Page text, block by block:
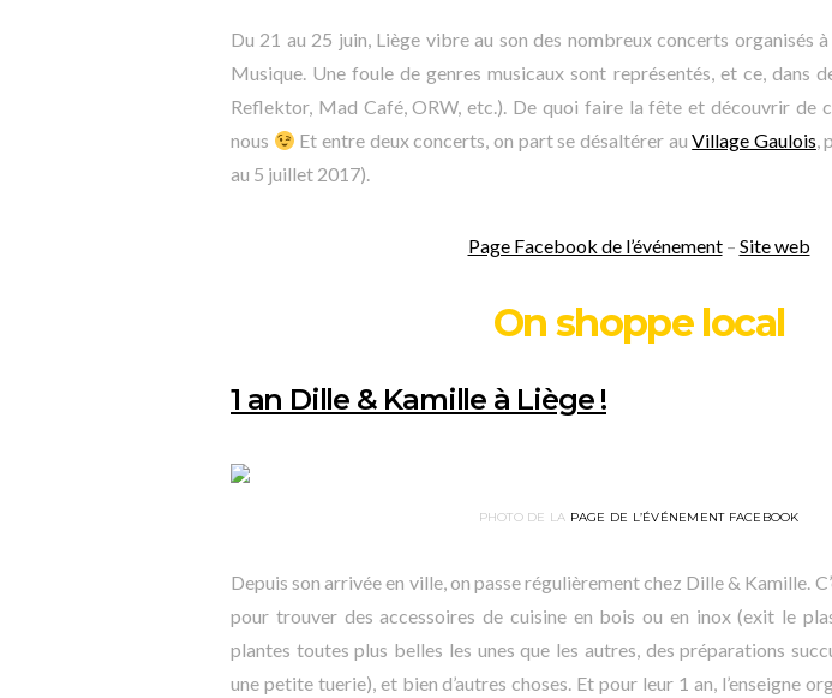
Du 21 au 25 juin, Liège vibre au son des nombreux concerts organisés à
Musique. Une foule de genres musicaux sont représentés, et ce, dans
Reflektor, Mad Café, ORW, etc.). De quoi faire la fête et découvrir de
nous
Et entre deux concerts, on part se désaltérer auVillage Gaulois,
au 5 juillet 2017).
Page Facebook de l’événement– Site web
On shoppe local
1 an Dille & Kamille à Liège !
PHOTO DE LA PAGE DE L’ÉVÉNEMENT FACEBOOK
Depuis son arrivée en ville, on passe régulièrement chez Dille & Kamille.
pour trouver des accessoires de cuisine en bois ou en inox (exit le
plantes toutes plus belles les unes que les autres, des préparations
une petite tuerie), et bien d’autres choses. Et pour leur 1 an, l’enseigne